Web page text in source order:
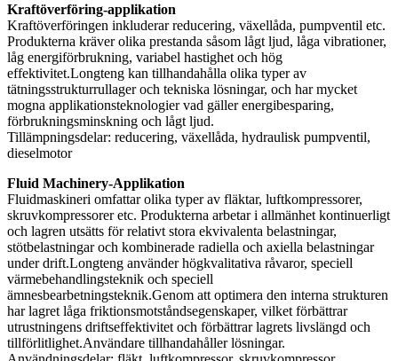
Kraftöverföring-applikation
Kraftöverföringen inkluderar reducering, växellåda, pumpventil etc.
Produkterna kräver olika prestanda såsom lågt ljud, låga vibrationer,
låg energiförbrukning, variabel hastighet och hög
effektivitet.Longteng kan tillhandahålla olika typer av
tätningsstrukturrullager och tekniska lösningar, och har mycket
mogna applikationsteknologier vad gäller energibesparing,
förbrukningsminskning och lågt ljud.
Tillämpningsdelar: reducering, växellåda, hydraulisk pumpventil,
dieselmotor
Fluid Machinery-Applikation
Fluidmaskineri omfattar olika typer av fläktar, luftkompressorer,
skruvkompressorer etc. Produkterna arbetar i allmänhet kontinuerligt
och lagren utsätts för relativt stora ekvivalenta belastningar,
stötbelastningar och kombinerade radiella och axiella belastningar
under drift.Longteng använder högkvalitativa råvaror, speciell
värmebehandlingsteknik och speciell
ämnesbearbetningsteknik.Genom att optimera den interna strukturen
har lagret låga friktionsmotståndsegenskaper, vilket förbättrar
utrustningens driftseffektivitet och förbättrar lagrets livslängd och
tillförlitlighet.Användare tillhandahåller lösningar.